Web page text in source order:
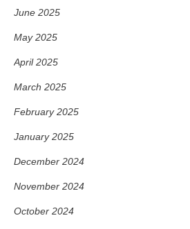
June 2025
May 2025
April 2025
March 2025
February 2025
January 2025
December 2024
November 2024
October 2024